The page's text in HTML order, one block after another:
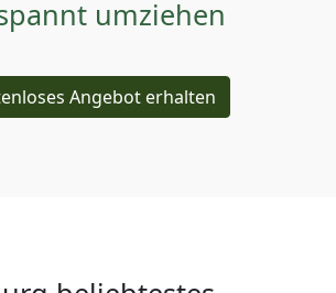
umziehen
Angebot erhalten